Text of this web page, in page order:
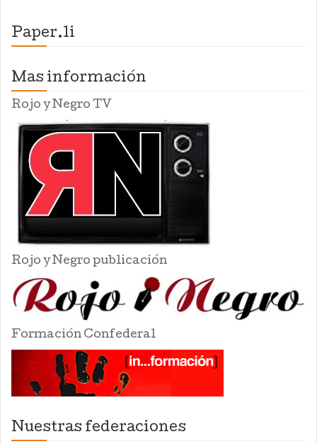
Paper.li
Mas información
Rojo y Negro TV
Rojo y Negro publicación
Formación Confederal
Nuestras federaciones